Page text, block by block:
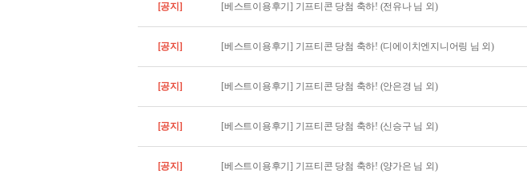
[공지] [베스트이용후기] 기프티콘 당첨 축하! (전유나 님 외)
[공지] [베스트이용후기] 기프티콘 당첨 축하! (디에이치엔지니어링 님 외)
[공지] [베스트이용후기] 기프티콘 당첨 축하! (안은경 님 외)
[공지] [베스트이용후기] 기프티콘 당첨 축하! (신승구 님 외)
[공지] [베스트이용후기] 기프티콘 당첨 축하! (양가은 님 외)